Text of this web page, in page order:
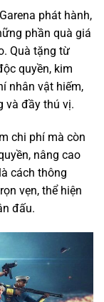
phát hành,
phần quà giá
Quà tặng từ
quyền, kim
nhân vật hiếm,
và đầy thú vị.
chi phí mà còn
nâng cao
cách thông
vẹn, thể hiện
đấu.